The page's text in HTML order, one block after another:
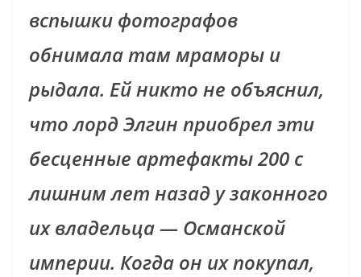
вспышки фотографов
обнимала там мраморы и
рыдала. Ей никто не объяснил,
что лорд Элгин приобрел эти
бесценные артефакты 200 с
лишним лет назад у законного
их владельца — Османской
империи. Когда он их покупал,